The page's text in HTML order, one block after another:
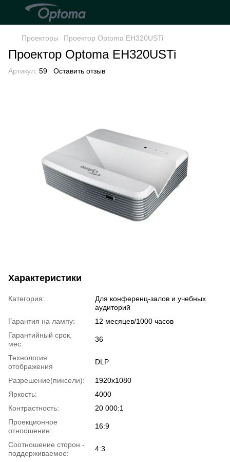
Проекторы Проектор Optoma EH320USTi
Проектор Optoma EH320USTi
Артикул: 59 Оставить отзыв
Характеристики
Категория:
Для конференц-залов и учебных
аудиторий
Гарантия на лампу:
12 месяцев/1000 часов
Гарантийный срок,
мес.
36
Технология
отображения
DLP
Разрешение(пиксели):
1920х1080
Яркость:
4000
Контрастность:
20 000:1
Проекционное
отноошение:
16:9
Соотношение сторон -
поддерживаемое:
4:3